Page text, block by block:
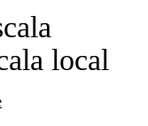
local